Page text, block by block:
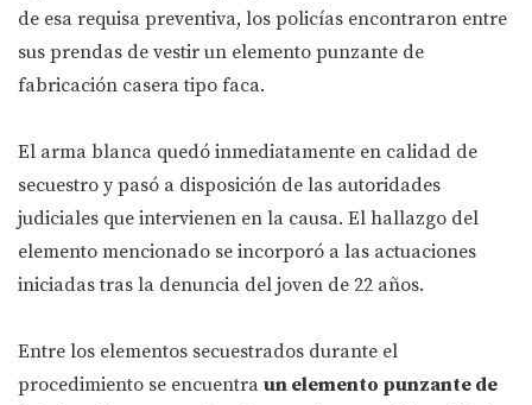
de esa requisa preventiva, los policías encontraron entre
sus prendas de vestir un elemento punzante de
fabricación casera tipo faca.
El arma blanca quedó inmediatamente en calidad de
secuestro y pasó a disposición de las autoridades
judiciales que intervienen en la causa. El hallazgo del
elemento mencionado se incorporó a las actuaciones
iniciadas tras la denuncia del joven de 22 años.
Entre los elementos secuestrados durante el
procedimiento se encuentra un elemento punzante de